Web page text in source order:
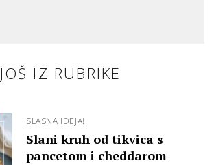
JOŠ IZ RUBRIKE
SLASNA IDEJA!
Slani kruh od tikvica s
pancetom i cheddarom